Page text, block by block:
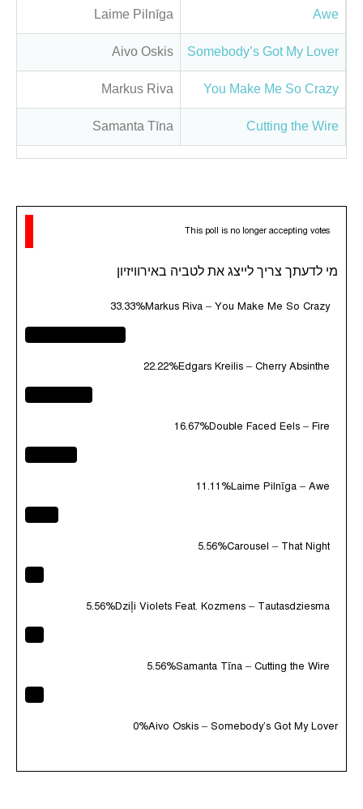
Awe
Laime Pilnīga
Somebody’s Got My Lover
Aivo Oskis
You Make Me So Crazy
Markus Riva
Cutting the Wire
Samanta Tīna
This poll is no longer accepting votes
מי לדעתך צריך לייצג את לטביה באירוויזיון
Markus Riva – You Make Me So Crazy
33.33%
Edgars Kreilis – Cherry Absinthe
22.22%
Double Faced Eels – Fire
16.67%
Laime Pilnīga – Awe
11.11%
Carousel – That Night
5.56%
Dziļi Violets Feat. Kozmens – Tautasdziesma
5.56%
Samanta Tīna – Cutting the Wire
5.56%
Aivo Oskis – Somebody's Got My Lover
0%